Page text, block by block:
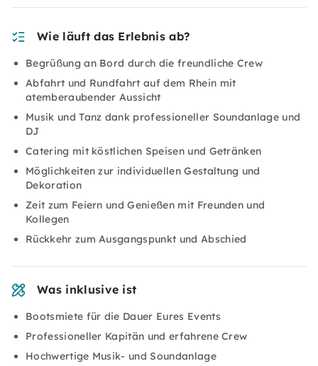
Wie läuft das Erlebnis ab?
Begrüßung an Bord durch die freundliche Crew
Abfahrt und Rundfahrt auf dem Rhein mit
atemberaubender Aussicht
Musik und Tanz dank professioneller Soundanlage und
DJ
Catering mit köstlichen Speisen und Getränken
Möglichkeiten zur individuellen Gestaltung und
Dekoration
Zeit zum Feiern und Genießen mit Freunden und
Kollegen
Rückkehr zum Ausgangspunkt und Abschied
Was inklusive ist
Bootsmiete für die Dauer Eures Events
Professioneller Kapitän und erfahrene Crew
Hochwertige Musik- und Soundanlage